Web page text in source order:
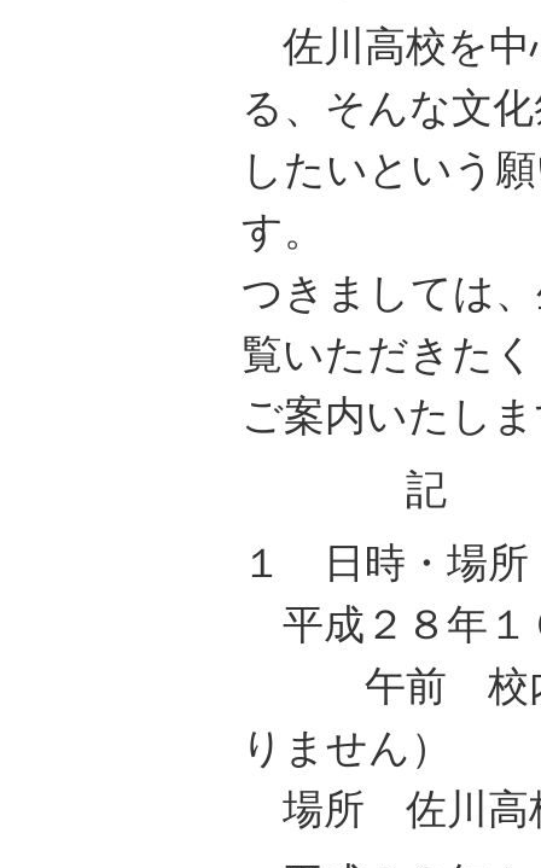
佐川高校を中
る、そんな文
したいという
す。
つきましては
覧いただきたく
ご案内いたし
記
１ 日時・場所
平成２８年１
午前 校内
りません）
場所 佐川高